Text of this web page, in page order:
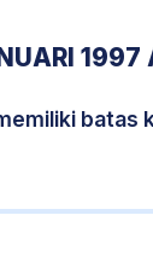
1997
batas